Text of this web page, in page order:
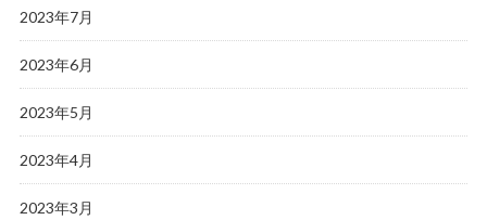
2023年7月
2023年6月
2023年5月
2023年4月
2023年3月